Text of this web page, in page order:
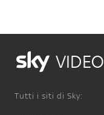
VIDEO
Tutti i siti di Sky: